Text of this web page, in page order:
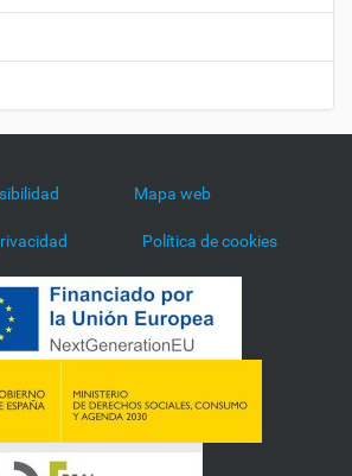
Mapa web
Política de cookies